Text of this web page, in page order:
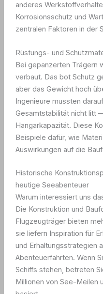
anderes
Korrosionsschutz und
zentralen Faktoren in der
Rüstungs- und
Bei gepanzerten Trägern
verbaut. Das bot Schutz
aber das Gewicht hoch
Ingenieure mussten
Gesamtstabilität nicht litt
Hangarkapazität. Diese
Beispiele dafür, wie
Auswirkungen auf die
Historische
heutige Seeabenteuer
Warum interessiert uns
Die Konstruktion und
Flugzeugträger bieten
sie liefern Inspiration für
und Erhaltungsstrategien
Abenteuerfahrten. Wenn
Schiffs stehen, betreten
Millionen von See-Meilen